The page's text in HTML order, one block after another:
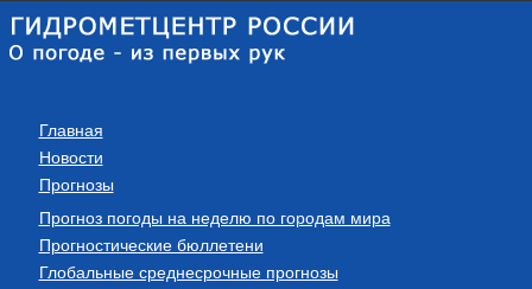
Главная
Новости
Прогнозы
Прогноз погоды на неделю по городам мира
Прогностические бюллетени
Глобальные среднесрочные прогнозы